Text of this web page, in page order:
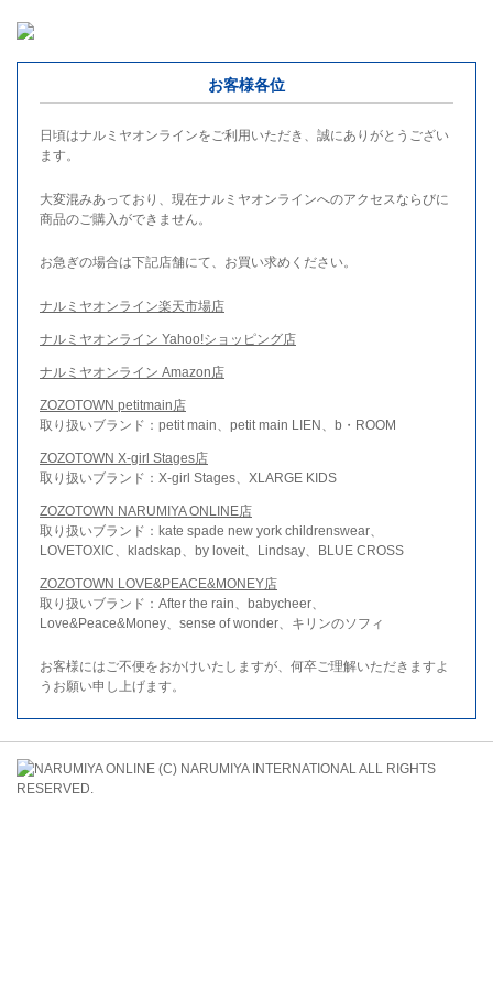
お客様各位
日頃はナルミヤオンラインをご利用いただき、誠にありがとうござい
ます。
大変混みあっており、現在ナルミヤオンラインへのアクセスならびに
商品のご購入ができません。
お急ぎの場合は下記店舗にて、お買い求めください。
ナルミヤオンライン楽天市場店
ナルミヤオンライン Yahoo!ショッピング店
ナルミヤオンライン Amazon店
ZOZOTOWN petitmain店
取り扱いブランド：petit main、petit main LIEN、b・ROOM
ZOZOTOWN X-girl Stages店
取り扱いブランド：X-girl Stages、XLARGE KIDS
ZOZOTOWN NARUMIYA ONLINE店
取り扱いブランド：kate spade new york childrenswear、
LOVETOXIC、kladskap、by loveit、Lindsay、BLUE CROSS
ZOZOTOWN LOVE&PEACE&MONEY店
取り扱いブランド：After the rain、babycheer、
Love&Peace&Money、sense of wonder、キリンのソフィ
お客様にはご不便をおかけいたしますが、何卒ご理解いただきますよ
うお願い申し上げます。